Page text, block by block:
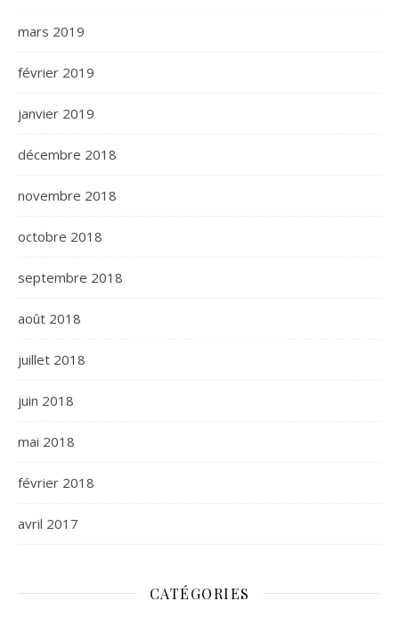
mars 2019
février 2019
janvier 2019
décembre 2018
novembre 2018
octobre 2018
septembre 2018
août 2018
juillet 2018
juin 2018
mai 2018
février 2018
avril 2017
CATÉGORIES